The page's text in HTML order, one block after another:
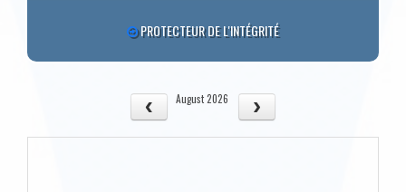
PROTECTEUR DE L'INTÉGRITÉ
August 2026